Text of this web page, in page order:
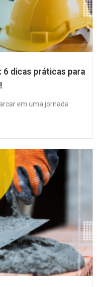
6 dicas práticas para
em uma jornada